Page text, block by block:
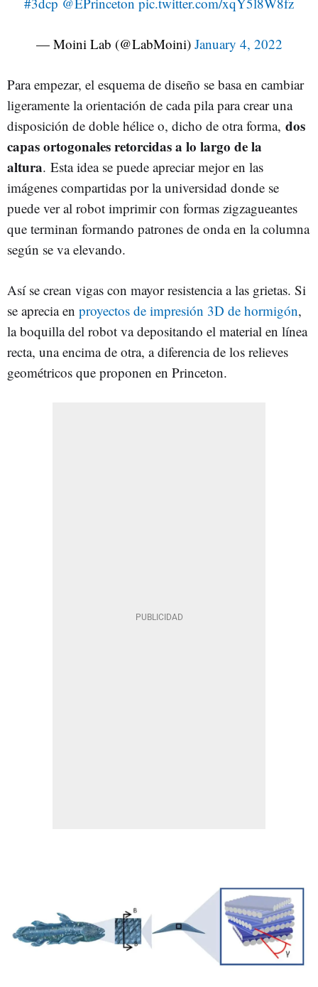
— Moini Lab (@LabMoini) January 4, 2022
Para empezar, el esquema de diseño se basa en cambiar
ligeramente la orientación de cada pila para crear una
disposición de doble hélice o, dicho de otra forma, dos
capas ortogonales retorcidas a lo largo de la
altura. Esta idea se puede apreciar mejor en las
imágenes compartidas por la universidad donde se
puede ver al robot imprimir con formas zigzagueantes
que terminan formando patrones de onda en la columna
según se va elevando.
Así se crean vigas con mayor resistencia a las grietas. Si
se aprecia en proyectos de impresión 3D de hormigón,
la boquilla del robot va depositando el material en línea
recta, una encima de otra, a diferencia de los relieves
geométricos que proponen en Princeton.